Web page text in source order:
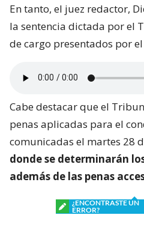
En tanto, el juez redactor,
la sentencia dictada por el
de cargo presentados por
Cabe destacar que el
penas aplicadas para el
comunicadas el martes 28
donde se determinarán
además de las penas
¿ENCONTRASTE UN
ERROR?